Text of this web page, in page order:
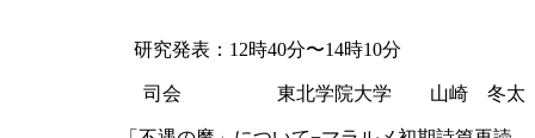
研究発表： 12時40分〜14時10分
司会 東北学院大学 山崎 冬太